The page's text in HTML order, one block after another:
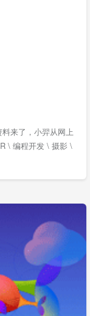
来了，小羿从网上
\ 编程开发 \ 摄影 \